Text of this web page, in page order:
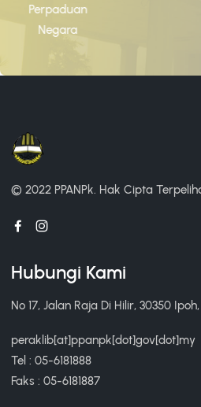
Perpaduan
Negara
© 2022 PPANPk. Hak Cipta
Hubungi Kami
No 17, Jalan Raja Di Hilir, 30350
peraklib[at]ppanpk[dot]gov[dot]my
Tel : 05-6181888
Faks : 05-6181887